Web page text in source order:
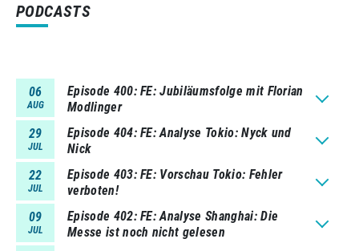
PODCASTS
06
AUG
Episode 400 FE: Jubiläumsfolge mit Florian
Modlinger
29
JUL
Episode 404 FE: Analyse Tokio: Nyck und
Nick
22
JUL
Episode 403 FE: Vorschau Tokio: Fehler
verboten!
09
JUL
Episode 402 FE: Analyse Shanghai: Die
Messe ist noch nicht gelesen